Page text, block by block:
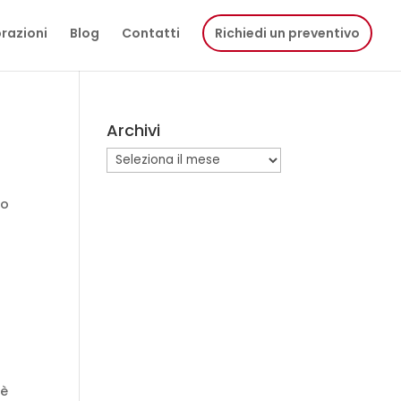
Blog Contatti Richiedi un preventivo
Archivi
Archivi